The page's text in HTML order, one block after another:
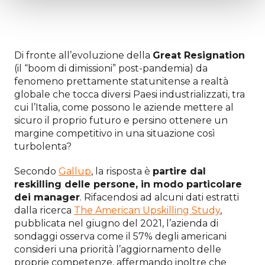
Di fronte all’evoluzione della Great Resignation
(il “boom di dimissioni” post-pandemia) da
fenomeno prettamente statunitense a realtà
globale che tocca diversi Paesi industrializzati, tra
cui l’Italia, come possono le aziende mettere al
sicuro il proprio futuro e persino ottenere un
margine competitivo in una situazione così
turbolenta?
Secondo Gallup, la risposta è partire dal
reskilling delle persone, in modo particolare
dei manager. Rifacendosi ad alcuni dati estratti
dalla ricerca The American Upskilling Study,
pubblicata nel giugno del 2021, l’azienda di
sondaggi osserva come il 57% degli americani
consideri una priorità l’aggiornamento delle
proprie competenze, affermando inoltre che